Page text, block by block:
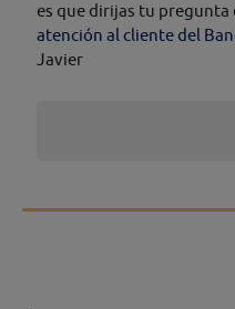
es que dirijas tu pregunta
atención al cliente del
Javier